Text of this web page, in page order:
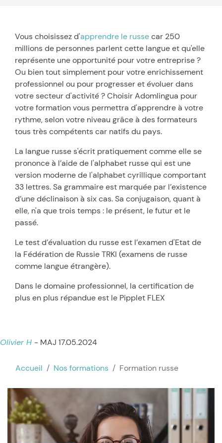
Vous choisissez d'apprendre le russecar 250
millions de personnes parlent cette langue et qu'elle
représente une opportunité pour votre entreprise ?
Ou bien tout simplement pour votre enrichissement
professionnel ou pour progresser et évoluer dans
votre secteur d'activité ? Choisir Adomlingua pour
votre formation vous permettra d'apprendre à votre
rythme, selon votre niveau grâce à des formateurs
tous très compétents car natifs du pays.
La langue russe s'écrit pratiquement comme elle se
prononce à l’aide de l'alphabet russe qui est une
version moderne de l'alphabet cyrillique comportant
33 lettres. Sa grammaire est marquée par l’existence
d’une déclinaison à six cas. Sa conjugaison, quant à
elle, n'a que trois temps : le présent, le futur et le
passé.
Le test d’évaluation du russe est l’examen d'Etat de
la Fédération de Russie TRKI (examens de russe
comme langue étrangère).
Dans le domaine professionnel, la certification de
plus en plus répandue est le Pipplet FLEX
Olivier H - MAJ 17.05.2024
Accueil Nos formations Formation russe